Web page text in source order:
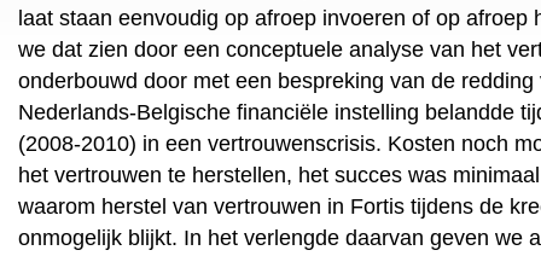
laat staan eenvoudig op afroep invoeren of op afroep
we dat zien door een conceptuele analyse van het
onderbouwd door met een bespreking van de
Nederlands-Belgische financiële instelling belandde
(2008-2010) in een vertrouwenscrisis. Kosten noch
het vertrouwen te herstellen, het succes was
waarom herstel van vertrouwen in Fortis tijdens de
onmogelijk blijkt. In het verlengde daarvan geven we